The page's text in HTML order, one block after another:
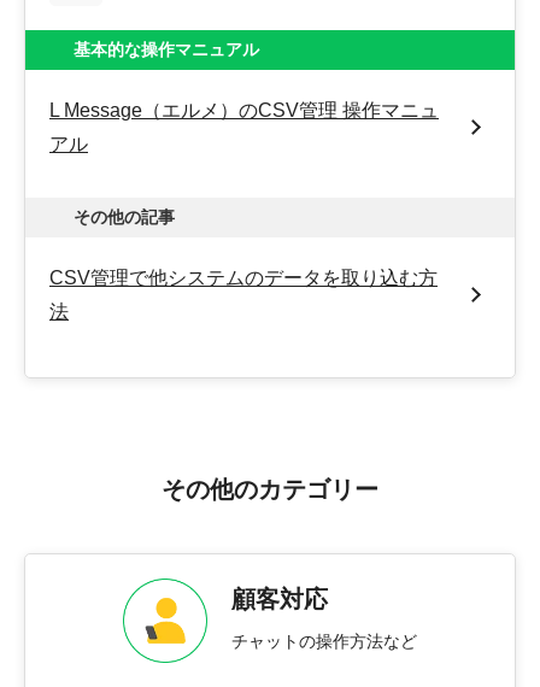
基本的な操作マニュアル
L Message（エルメ）のCSV管理 操作マニュ
アル
その他の記事
CSV管理で他システムのデータを取り込む方
法
その他のカテゴリー
顧客対応
チャットの操作方法など